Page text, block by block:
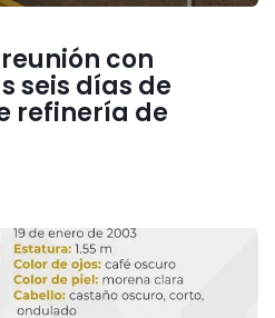
reunión con
seis días de
refinería de